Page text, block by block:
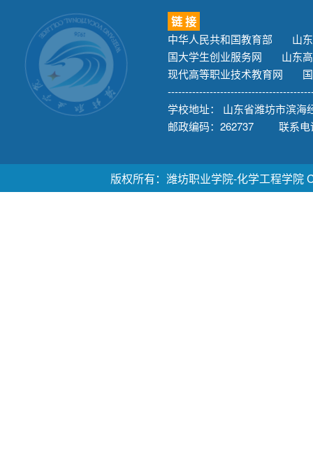
链 接
中华人民共和国教育部
山
国大学生创业服务网
山东
现代高等职业技术教育网
学校地址： 山东省潍坊市滨海
邮政编码：262737 联系电
版权所有：潍坊职业学院-化学工程学院